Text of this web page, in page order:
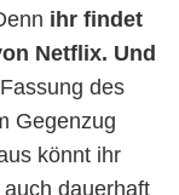
ihr findet
Netflix. Und
des
Gegenzug
könnt ihr
dauerhaft